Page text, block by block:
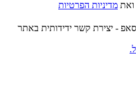
ואת מדיניות הפרטיות